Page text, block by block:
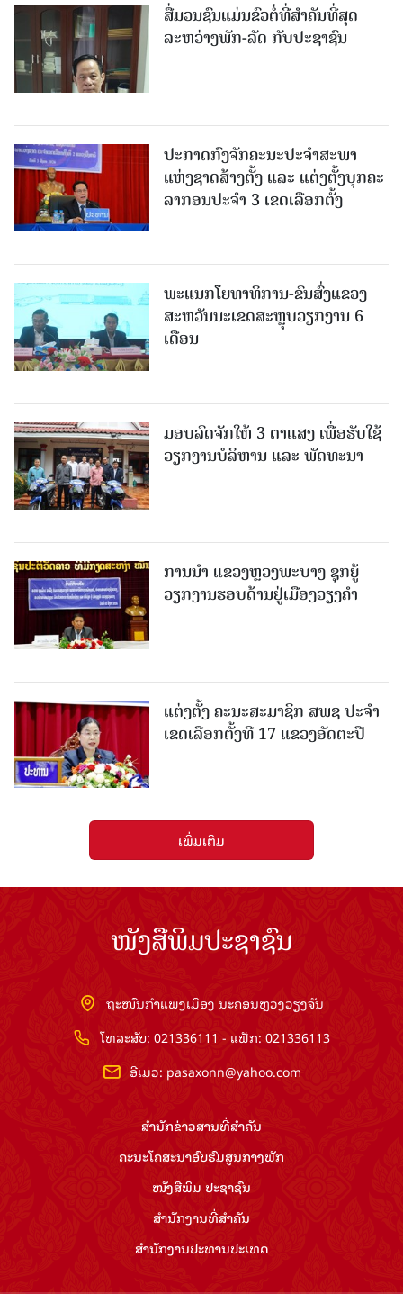
ສື່ມວນຊົນແມ່ນຂົວຕໍ່ທີ່ສໍາຄັນທີ່ສຸດ
ລະຫວ່າງພັກ-ລັດ ກັບປະຊາຊົນ
ປະກາດກົງຈັກຄະນະປະຈໍາສະພາ
ແຫ່ງຊາດສ້າງຕັ້ງ ແລະ ແຕ່ງຕັ້ງບຸກຄະ
ລາກອນປະຈໍາ 3 ເຂດເລືອກຕັ້ງ
ພະແນກໂຍທາທິການ-ຂົນສົ່ງແຂວງ
ສະຫວັນນະເຂດສະຫຼຸບວຽກງານ 6
ເດືອນ
ມອບລົດຈັກໃຫ້ 3 ຕາແສງ ເພື່ອຮັບໃຊ້
ວຽກງານບໍລິຫານ ແລະ ພັດທະນາ
ການນຳ ແຂວງຫຼວງພະບາງ ຊຸກຍູ້
ວຽກງານຮອບດ້ານຢູ່ເມືອງວຽງຄໍາ
ແຕ່ງຕັ້ງ ຄະນະສະມາຊິກ ສພຊ ປະຈຳ
ເຂດເລືອກຕັ້ງທີ 17 ແຂວງອັດຕະປື
ເພີ່ມເຕີມ
ໜັງສືພິມປະຊາຊົນ
ຖະໜົນກຳແພງເມືອງ ນະຄອນຫຼວງວຽງຈັນ
ໂທລະສັບ: 021336111 - ແຟັກ: 021336113
ອີເມວ: pasaxonn@yahoo.com
ສຳ​ນັກ​ຂ່າວ​ສານ​ທີ່​ສຳ​ຄັນ​
ຄະນະໂຄສະນາອົບຮົມ​ສູນ​ກາງ​ພັກ
ໜັງສືພິມ ປະ​ຊາ​ຊົນ
ສຳ​ນັກ​ງານ​ທີ່​ສຳ​ຄັນ
ສຳ​ນັກ​ງານ​ປະ​ທານ​ປະ​ເທດ